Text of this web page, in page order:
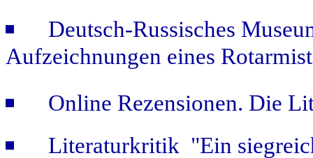
Deutsch-Russisches
Aufzeichnungen eines
Online Rezensionen. Die
Literaturkritik "Ein